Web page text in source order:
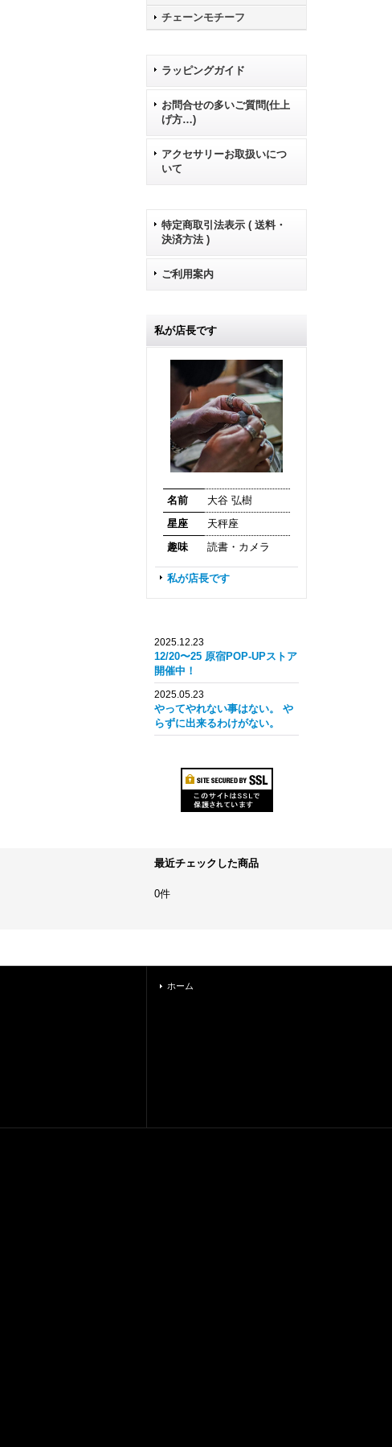
チェーンモチーフ
ラッピングガイド
お問合せの多いご質問(仕上
げ方…)
アクセサリーお取扱いにつ
いて
特定商取引法表示 ( 送料・
決済方法 )
ご利用案内
私が店長です
名前
大谷 弘樹
星座
天秤座
趣味
読書・カメラ
私が店長です
2025.12.23
12/20〜25 原宿POP-UPストア
開催中！
2025.05.23
やってやれない事はない。 や
らずに出来るわけがない。
最近チェックした商品
0件
ホーム